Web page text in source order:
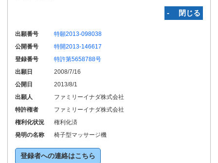
‐ 閉じる
出願番号
特願2013-098038
公開番号
特開2013-146617
登録番号
特許第5658788号
出願日
2008/7/16
公開日
2013/8/1
出願人
ファミリーイナダ株式会社
特許権者
ファミリーイナダ株式会社
権利化状況
権利化済
発明の名称
椅子型マッサージ機
登録者への連絡はこちら